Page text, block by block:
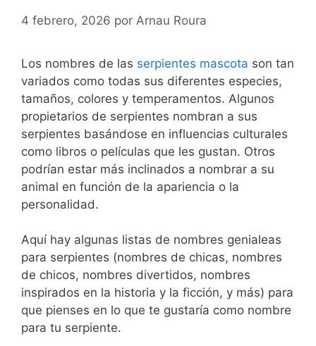
4 febrero, 2026 por Arnau Roura
Los nombres de las serpientes mascota son tan
variados como todas sus diferentes especies,
tamaños, colores y temperamentos. Algunos
propietarios de serpientes nombran a sus
serpientes basándose en influencias culturales
como libros o películas que les gustan. Otros
podrían estar más inclinados a nombrar a su
animal en función de la apariencia o la
personalidad.
Aquí hay algunas listas de nombres genialeas
para serpientes (nombres de chicas, nombres
de chicos, nombres divertidos, nombres
inspirados en la historia y la ficción, y más) para
que pienses en lo que te gustaría como nombre
para tu serpiente.